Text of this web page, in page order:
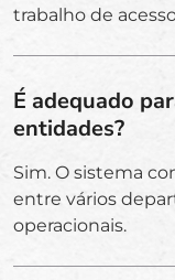
trabalho de
É adequado
entidades?
Sim. O sistema
entre vários
operacionais.